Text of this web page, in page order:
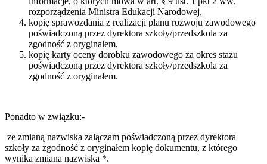
rozporządzenia Ministra Edukacji Narodowej,
kopię sprawozdania z realizacji planu rozwoju zawodowego
poświadczoną przez dyrektora szkoły/przedszkola za
zgodność z oryginałem,
kopię karty oceny dorobku zawodowego za okres stażu
poświadczoną przez dyrektora szkoły/przedszkola za
zgodność z oryginałem.
Ponadto w związku:-
ze zmianą nazwiska załączam poświadczoną przez dyrektora
szkoły za zgodność z oryginałem kopię dokumentu, z którego
wynika zmiana nazwiska *.